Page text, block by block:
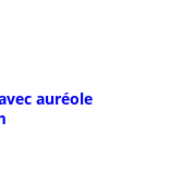
auréole